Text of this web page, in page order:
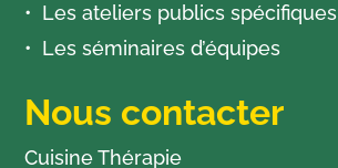
Les ateliers publics spécifiques
Les séminaires d’équipes
Nous contacter
Cuisine Thérapie